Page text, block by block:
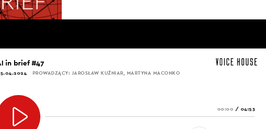
in brief #47
PROWADZĄCY: JAROSŁAW KUŹNIAR, MARTYNA MACONKO
00:00 / 04:53